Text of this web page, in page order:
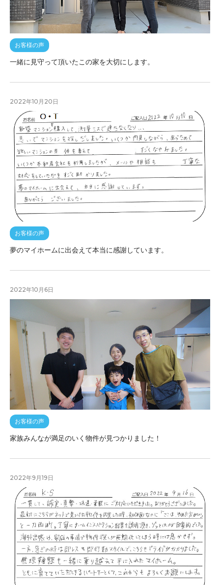
お客様の声
一緒に見守って頂いたこの家を大切にします。
2022年10月20日
お客様の声
夢のマイホームに出会えて本当に感謝しています。
2022年10月6日
お客様の声
家族みんなが満足のいく物件が見つかりました！
2022年9月19日